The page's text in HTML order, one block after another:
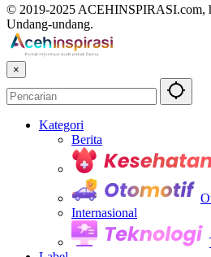
© 2019-2025 ACEHINSPIRASI.com,
Undang-undang.
×
Kategori
Berita
Internasional